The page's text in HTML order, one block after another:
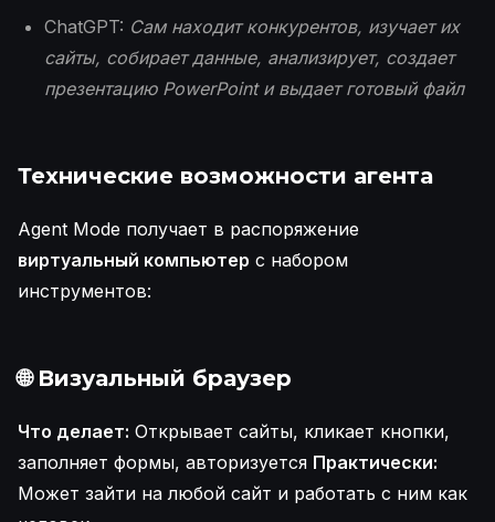
ChatGPT: Сам находит конкурентов, изучает их
сайты, собирает данные, анализирует, создает
презентацию PowerPoint и выдает готовый файл
Технические возможности агента
Agent Mode получает в распоряжение
виртуальный компьютер с набором
инструментов:
🌐 Визуальный браузер
Что делает: Открывает сайты, кликает кнопки,
заполняет формы, авторизуется Практически:
Может зайти на любой сайт и работать с ним как